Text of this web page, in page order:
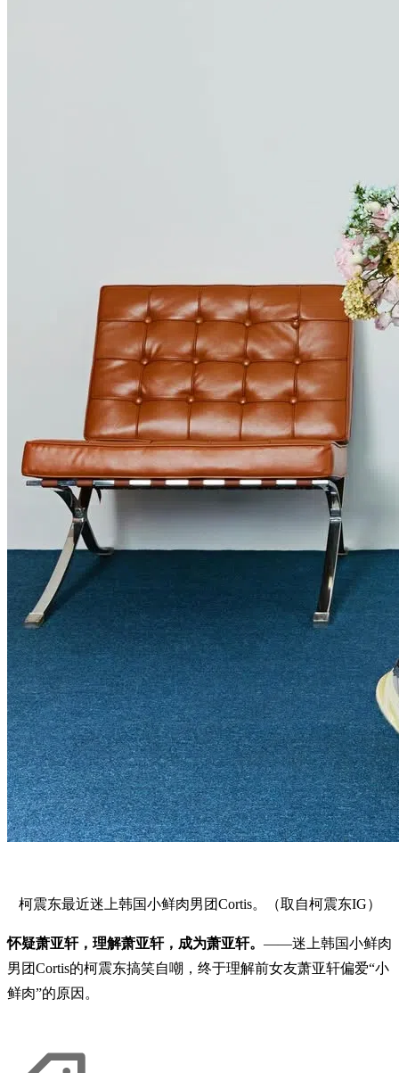
柯震东最近迷上韩国小鲜肉男团Cortis。（取自柯震东IG）
怀疑萧亚轩，理解萧亚轩，成为萧亚轩。 ——迷上韩国小鲜肉
男团Cortis的柯震东搞笑自嘲，终于理解前女友萧亚轩偏爱“小
鲜肉”的原因。